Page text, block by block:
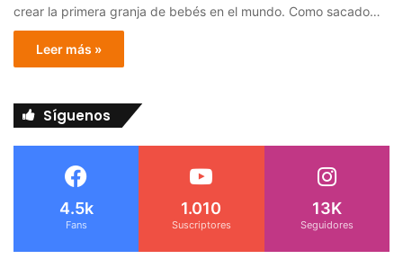
crear la primera granja de bebés en el mundo. Como sacado…
Leer más »
Síguenos
4.5k
Fans
1.010
Suscriptores
13K
Seguidores